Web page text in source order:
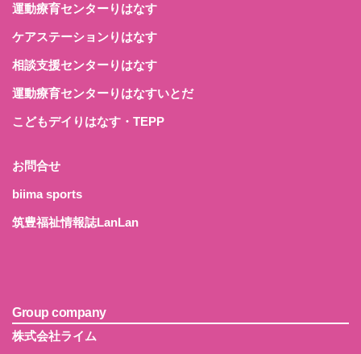
運動療育センターりはなす
ケアステーションりはなす
相談支援センターりはなす
運動療育センターりはなすいとだ
こどもデイりはなす・TEPP
お問合せ
biima sports
筑豊福祉情報誌LanLan
Group company
株式会社ライム